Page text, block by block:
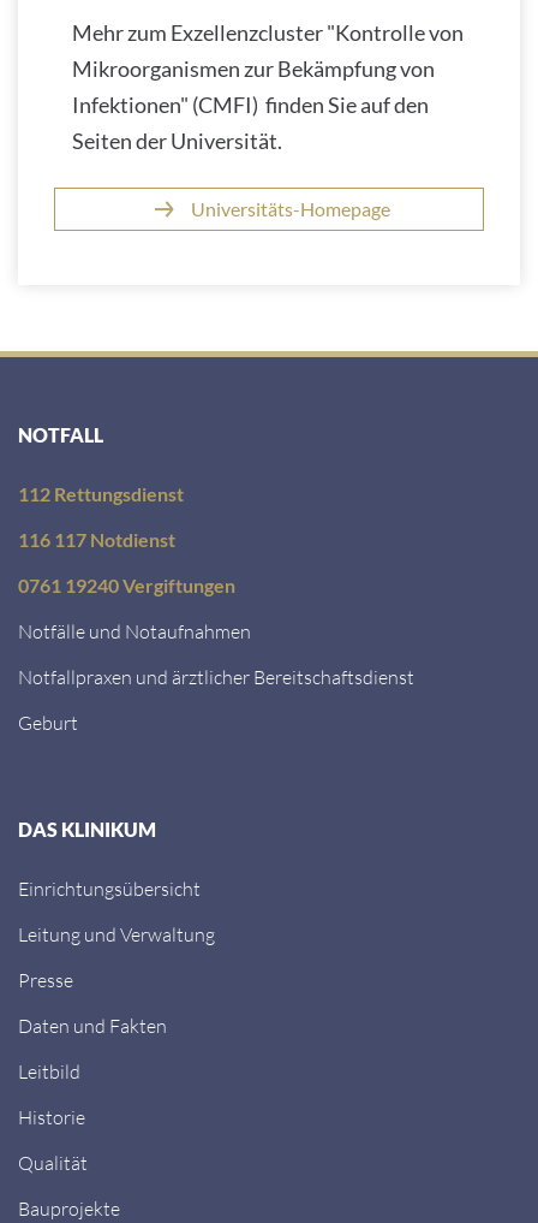
e
s
e
:
Mehr zum Exzellenzcluster "Kontrolle von
Mikroorganismen zur Bekämpfung von
Infektionen" (CMFI) finden Sie auf den
Seiten der Universität.
Universitäts-Homepage
NOTFALL
112 Rettungsdienst
116 117 Notdienst
0761 19240 Vergiftungen
Notfälle und Notaufnahmen
Notfallpraxen und ärztlicher Bereitschaftsdienst
Geburt
DAS KLINIKUM
Einrichtungsübersicht
Leitung und Verwaltung
Presse
Daten und Fakten
Leitbild
Historie
Qualität
Bauprojekte